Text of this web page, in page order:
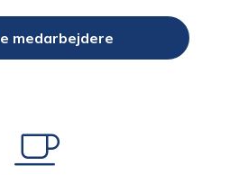
medarbejdere